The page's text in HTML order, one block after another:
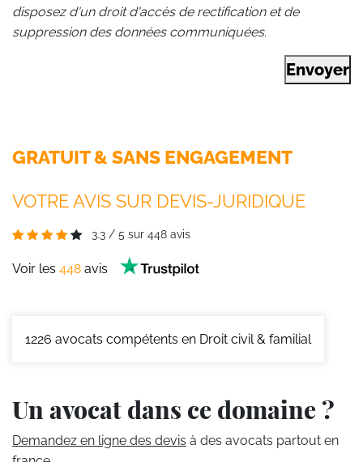
disposez d'un droit d'accès de rectification et de
suppression des données communiquées.
Envoyer
GRATUIT & SANS ENGAGEMENT
VOTRE AVIS SUR DEVIS-JURIDIQUE
3.3 / 5 sur 448 avis
Voir les 448 avis
1226 avocats compétents en Droit civil & familial
Un avocat dans ce domaine ?
Demandez en ligne des devis à des avocats partout en